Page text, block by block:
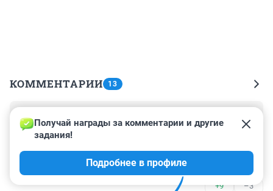
КОММЕНТАРИИ 13
18 августа 2013, 20:34
Уникальная история! Интересно Наталья Мельникова
сама связалась с корреспондентами дабы сообщить
об этом редком случае? Ждем диссертацию на
данную тему....
+9 –3
Получай награды за комментарии и другие
задания!
Подробнее в профиле